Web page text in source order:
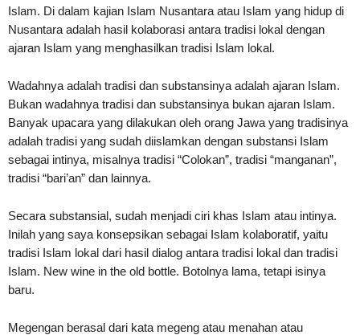
Islam. Di dalam kajian Islam Nusantara atau Islam yang hidup di
Nusantara adalah hasil kolaborasi antara tradisi lokal dengan
ajaran Islam yang menghasilkan tradisi Islam lokal.
Wadahnya adalah tradisi dan substansinya adalah ajaran Islam.
Bukan wadahnya tradisi dan substansinya bukan ajaran Islam.
Banyak upacara yang dilakukan oleh orang Jawa yang tradisinya
adalah tradisi yang sudah diislamkan dengan substansi Islam
sebagai intinya, misalnya tradisi “Colokan”, tradisi “manganan”,
tradisi “bari’an” dan lainnya.
Secara substansial, sudah menjadi ciri khas Islam atau intinya.
Inilah yang saya konsepsikan sebagai Islam kolaboratif, yaitu
tradisi Islam lokal dari hasil dialog antara tradisi lokal dan tradisi
Islam. New wine in the old bottle. Botolnya lama, tetapi isinya
baru.
Megengan berasal dari kata megeng atau menahan atau